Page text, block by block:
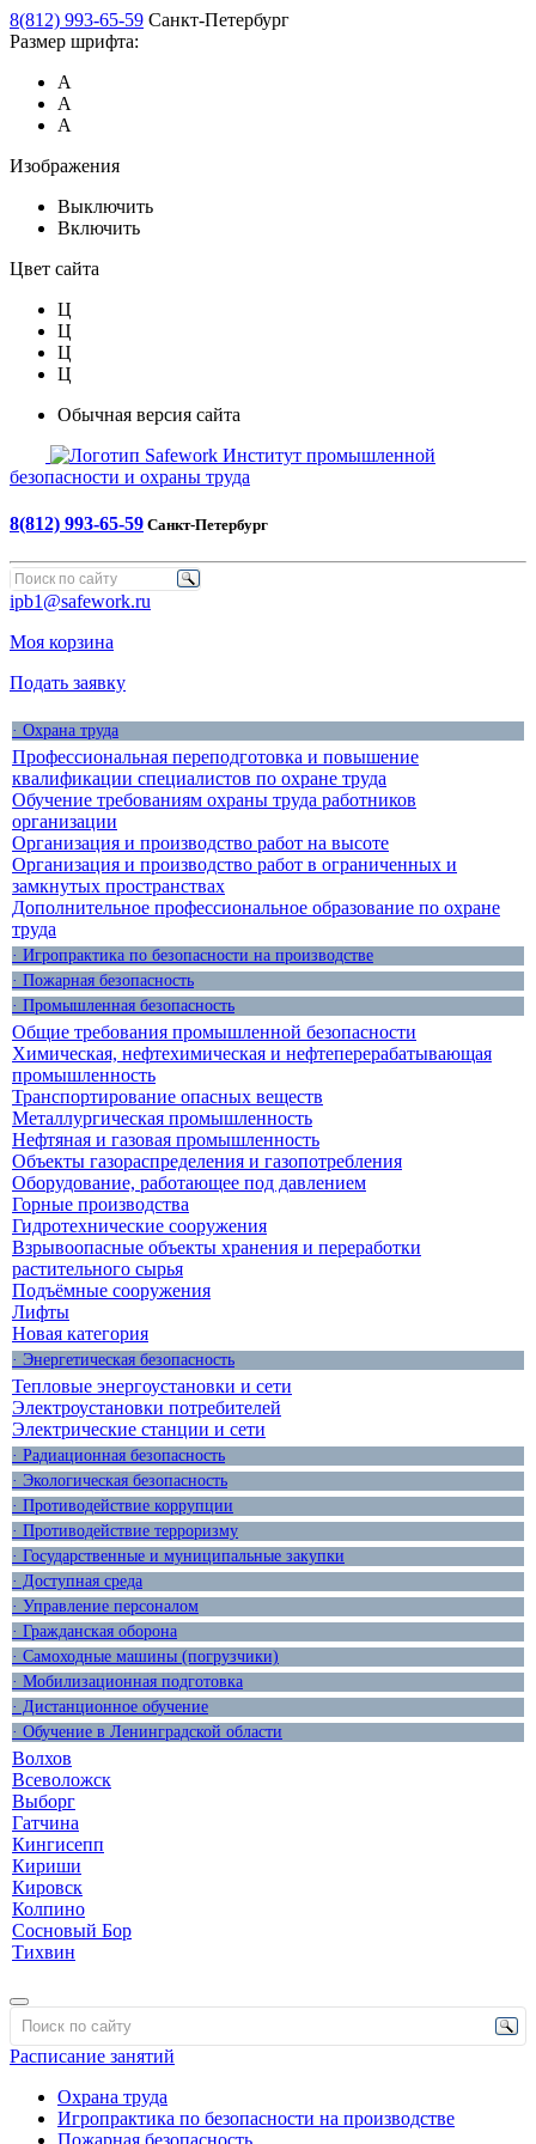
8(812) 993-65-59 Санкт-Петербург
Размер шрифта:
А
А
А
Изображения
Выключить
Включить
Цвет сайта
Ц
Ц
Ц
Ц
Обычная версия сайта
Safework Институт промышленной
безопасности и охраны труда
8(812) 993-65-59 Санкт-Петербург
ipb1@safework.ru
Моя корзина
Подать заявку
· Охрана труда
Профессиональная переподготовка и повышение
квалификации специалистов по охране труда
Обучение требованиям охраны труда работников
организации
Организация и производство работ на высоте
Организация и производство работ в ограниченных и
замкнутых пространствах
Дополнительное профессиональное образование по охране
труда
· Игропрактика по безопасности на производстве
· Пожарная безопасность
· Промышленная безопасность
Общие требования промышленной безопасности
Химическая, нефтехимическая и нефтеперерабатывающая
промышленность
Транспортирование опасных веществ
Металлургическая промышленность
Нефтяная и газовая промышленность
Объекты газораспределения и газопотребления
Оборудование, работающее под давлением
Горные производства
Гидротехнические сооружения
Взрывоопасные объекты хранения и переработки
растительного сырья
Подъёмные сооружения
Лифты
Новая категория
· Энергетическая безопасность
Тепловые энергоустановки и сети
Электроустановки потребителей
Электрические станции и сети
· Радиационная безопасность
· Экологическая безопасность
· Противодействие коррупции
· Противодействие терроризму
· Государственные и муниципальные закупки
· Доступная среда
· Управление персоналом
· Гражданская оборона
· Самоходные машины (погрузчики)
· Мобилизационная подготовка
· Дистанционное обучение
· Обучение в Ленинградской области
Волхов
Всеволожск
Выборг
Гатчина
Кингисепп
Кириши
Кировск
Колпино
Сосновый Бор
Тихвин
Расписание занятий
Охрана труда
Игропрактика по безопасности на производстве
Пожарная безопасность